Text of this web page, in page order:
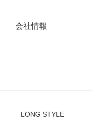
会社情報
LONG STYLE